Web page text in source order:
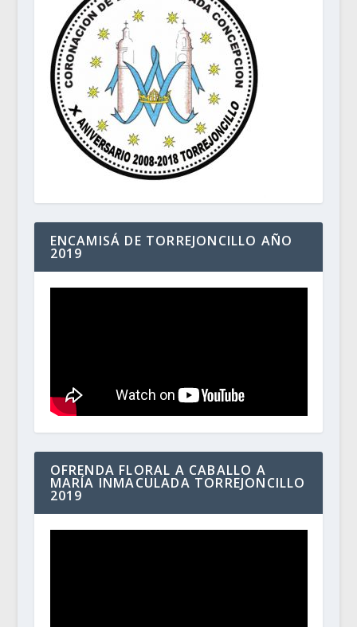
ENCAMISÁ DE TORREJONCILLO AÑO
2019
OFRENDA FLORAL A CABALLO A
MARÍA INMACULADA TORREJONCILLO
2019